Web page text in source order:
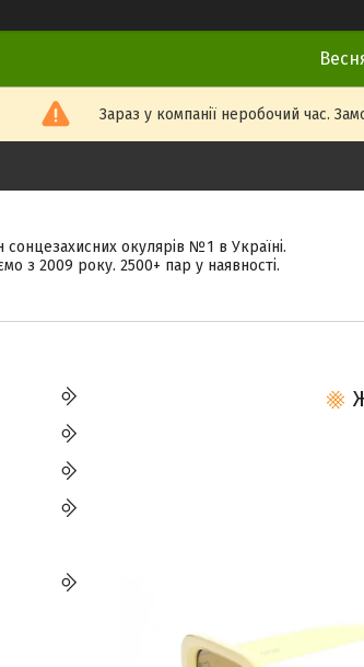
Зараз у компанії неробочий час.
сонцезахисних окулярів №1 в Україні.
з 2009 року. 2500+ пар у наявності.